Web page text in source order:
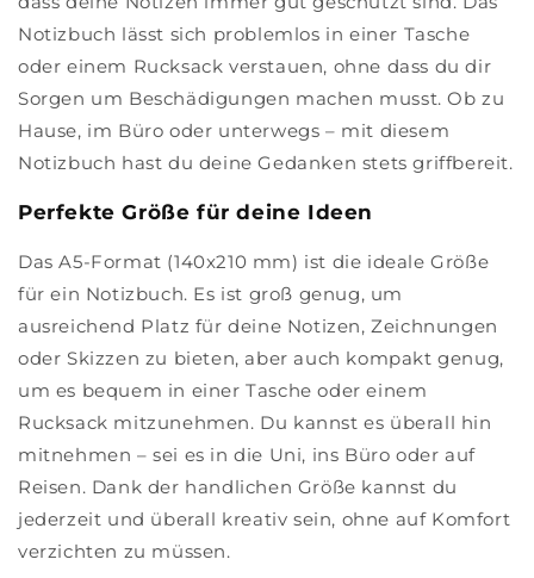
Notizbuch lässt sich problemlos in einer Tasche
oder einem Rucksack verstauen, ohne dass du dir
Sorgen um Beschädigungen machen musst. Ob zu
Hause, im Büro oder unterwegs – mit diesem
Notizbuch hast du deine Gedanken stets griffbereit.
Perfekte Größe für deine Ideen
Das A5-Format (140x210 mm) ist die ideale Größe
für ein Notizbuch. Es ist groß genug, um
ausreichend Platz für deine Notizen, Zeichnungen
oder Skizzen zu bieten, aber auch kompakt genug,
um es bequem in einer Tasche oder einem
Rucksack mitzunehmen. Du kannst es überall hin
mitnehmen – sei es in die Uni, ins Büro oder auf
Reisen. Dank der handlichen Größe kannst du
jederzeit und überall kreativ sein, ohne auf Komfort
verzichten zu müssen.